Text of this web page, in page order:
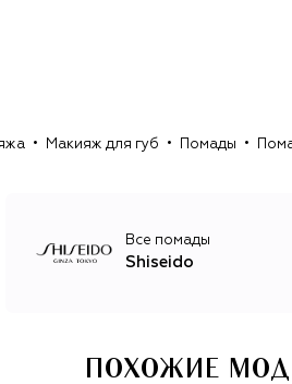
одной стороны –
Макияж для губ Помады
Все помады
Shiseido
ПОХОЖИЕ